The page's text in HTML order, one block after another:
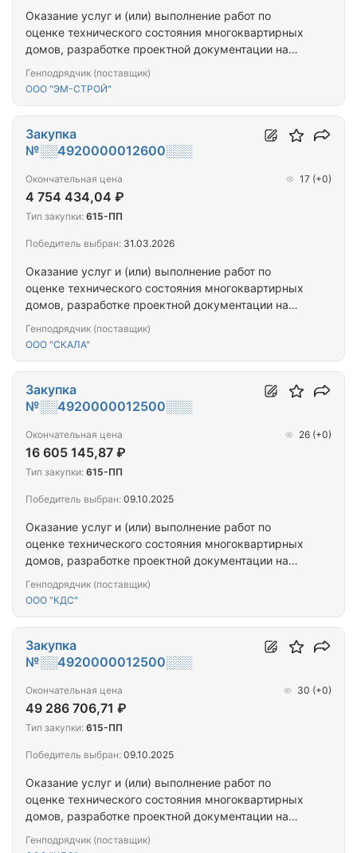
Оказание услуг и (или) выполнение работ по
оценке технического состояния многоквартирных
домов, разработке проектной документации на
имущества многоквартирных домов,
многоквартирных домов (ПРОЕКТ+СМР)
(Мурманская обл._10МКД)
Генподрядчик (поставщик)
ООО "ЭМ-СТРОЙ"
Оказание услуг и (или) выполнение работ по
оценке технического состояния многоквартирных
домов, разработке проектной документации на
имущества многоквартирных домов,
многоквартирных домов (ПРОЕКТ+СМР)
(г.Мурманск_6МКД)
Генподрядчик (поставщик)
ООО "СКАЛА"
Закупка
№░░4920000012600░░░
Окончательная цена
4 754 434,04 ₽
17 (+0)
Тип закупки: 615-ПП
Победитель выбран: 31.03.2026
Оказание услуг и (или) выполнение работ по
оценке технического состояния многоквартирных
домов, разработке проектной документации на
имущества многоквартирных домов,
многоквартирных домов (ПРОЕКТ+СМР) (г.
Ковдор_3МКД)
Генподрядчик (поставщик)
ООО "КДС"
Закупка
№░░4920000012500░░░
Окончательная цена
16 605 145,87 ₽
26 (+0)
Тип закупки: 615-ПП
Победитель выбран: 09.10.2025
Оказание услуг и (или) выполнение работ по
оценке технического состояния многоквартирных
домов, разработке проектной документации на
имущества многоквартирных домов,
Генподрядчик (поставщик)
Закупка
№░░4920000012500░░░
Окончательная цена
49 286 706,71 ₽
30 (+0)
Тип закупки: 615-ПП
Победитель выбран: 09.10.2025